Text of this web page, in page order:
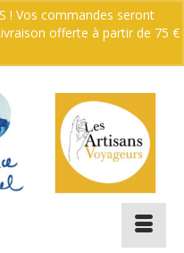
€
! Vos commandes seront
offerte à partir de 75 €